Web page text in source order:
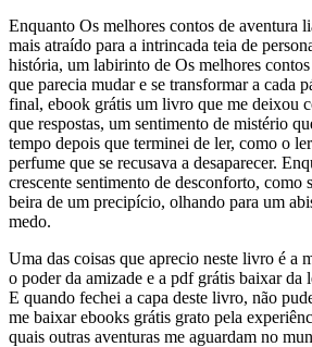
Enquanto Os melhores contos de aventura
mais atraído para a intrincada teia de
história, um labirinto de Os melhores
que parecia mudar e se transformar a cada
final, ebook grátis um livro que me deixou
que respostas, um sentimento de mistério
tempo depois que terminei de ler, como o
perfume que se recusava a desaparecer.
crescente sentimento de desconforto, como
beira de um precipício, olhando para um
medo.
Uma das coisas que aprecio neste livro é a
o poder da amizade e a pdf grátis baixar da
E quando fechei a capa deste livro, não
me baixar ebooks grátis grato pela
quais outras aventuras me aguardam no